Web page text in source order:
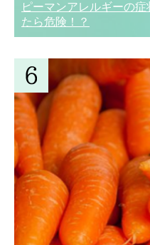
ピーマンアレルギーの
たら危険！？